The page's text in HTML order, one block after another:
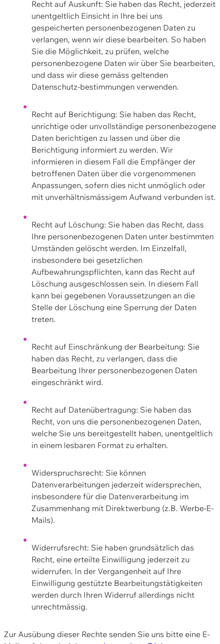
Recht auf Auskunft: Sie haben das Recht, jederzeit
unentgeltlich Einsicht in Ihre bei uns
gespeicherten personenbezogenen Daten zu
verlangen, wenn wir diese bearbeiten. So haben
Sie die Möglichkeit, zu prüfen, welche
personenbezogene Daten wir über Sie bearbeiten,
und dass wir diese gemäss geltenden
Datenschutz-bestimmungen verwenden.
Recht auf Berichtigung: Sie haben das Recht,
unrichtige oder unvollständige personenbezogene
Daten berichtigen zu lassen und über die
Berichtigung informiert zu werden. Wir
informieren in diesem Fall die Empfänger der
betroffenen Daten über die vorgenommenen
Anpassungen, sofern dies nicht unmöglich oder
mit unverhältnismässigem Aufwand verbunden ist.
Recht auf Löschung: Sie haben das Recht, dass
Ihre personenbezogenen Daten unter bestimmten
Umständen gelöscht werden. Im Einzelfall,
insbesondere bei gesetzlichen
Aufbewahrungspflichten, kann das Recht auf
Löschung ausgeschlossen sein. In diesem Fall
kann bei gegebenen Voraussetzungen an die
Stelle der Löschung eine Sperrung der Daten
treten.
Recht auf Einschränkung der Bearbeitung: Sie
haben das Recht, zu verlangen, dass die
Bearbeitung Ihrer personenbezogenen Daten
eingeschränkt wird.
Recht auf Datenübertragung: Sie haben das
Recht, von uns die personenbezogenen Daten,
welche Sie uns bereitgestellt haben, unentgeltlich
in einem lesbaren Format zu erhalten.
Widerspruchsrecht: Sie können
Datenverarbeitungen jederzeit widersprechen,
insbesondere für die Datenverarbeitung im
Zusammenhang mit Direktwerbung (z.B. Werbe-E-
Mails).
Widerrufsrecht: Sie haben grundsätzlich das
Recht, eine erteilte Einwilligung jederzeit zu
widerrufen. In der Vergangenheit auf Ihre
Einwilligung gestützte Bearbeitungstätigkeiten
werden durch Ihren Widerruf allerdings nicht
unrechtmässig.
Zur Ausübung dieser Rechte senden Sie uns bitte eine E-